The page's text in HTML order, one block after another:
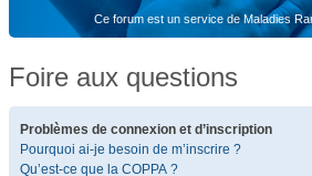
Ce forum est un service de Maladies
Foire aux questions
Problèmes de connexion et d’inscription
Pourquoi ai-je besoin de m’inscrire ?
Qu’est-ce que la COPPA ?